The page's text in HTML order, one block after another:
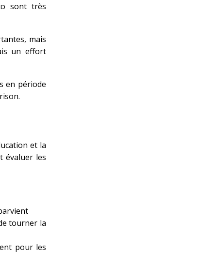
sont très
mais
un effort
en période
et la
évaluer les
tourner la
pour les